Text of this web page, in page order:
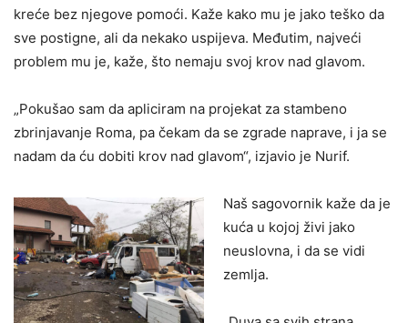
kreće bez njegove pomoći. Kaže kako mu je jako teško da
sve postigne, ali da nekako uspijeva. Međutim, najveći
problem mu je, kaže, što nemaju svoj krov nad glavom.
„Pokušao sam da apliciram na projekat za stambeno
zbrinjavanje Roma, pa čekam da se zgrade naprave, i ja se
nadam da ću dobiti krov nad glavom“, izjavio je Nurif.
Naš sagovornik kaže da je
kuća u kojoj živi jako
neuslovna, i da se vidi
zemlja.